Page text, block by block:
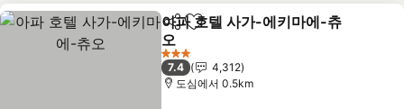
공유 즐겨찾기에 추가
아파 호텔 사가-에키마에-츄
오
3 성급
7.4
4,312
도심에서 0.5km